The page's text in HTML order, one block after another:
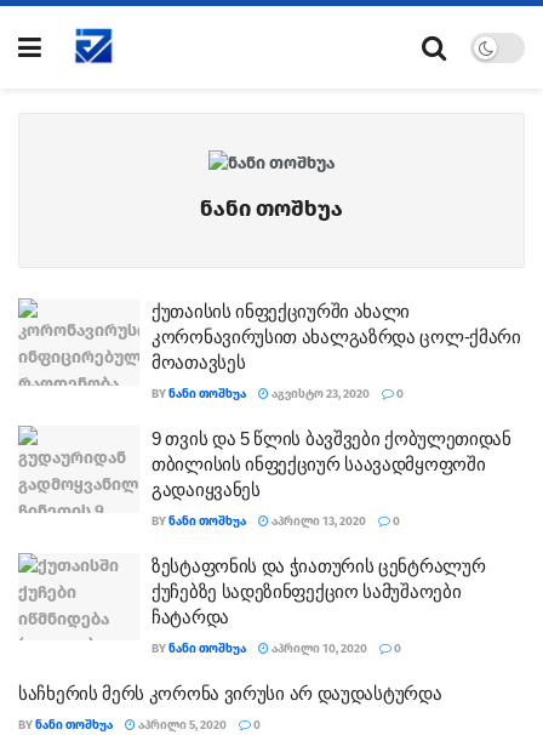
ნანი თოშხუა
ქუთაისის ინფექციურში ახალი
კორონავირუსით ახალგაზრდა ცოლ-ქმარი
მოათავსეს
BYᲜᲐᲜᲘ ᲗᲝᲨᲮᲣᲐ ᲐᲒᲕᲘᲡᲢᲝ 23, 2020 0
9 თვის და 5 წლის ბავშვები ქობულეთიდან
თბილისის ინფექციურ საავადმყოფოში
გადაიყვანეს
BYᲜᲐᲜᲘ ᲗᲝᲨᲮᲣᲐ ᲐᲞᲠᲘᲚᲘ 13, 2020 0
ზესტაფონის და ჭიათურის ცენტრალურ
ქუჩებზე სადეზინფექციო სამუშაოები
ჩატარდა
BYᲜᲐᲜᲘ ᲗᲝᲨᲮᲣᲐ ᲐᲞᲠᲘᲚᲘ 10, 2020 0
საჩხერის მერს კორონა ვირუსი არ დაუდასტურდა
BYᲜᲐᲜᲘ ᲗᲝᲨᲮᲣᲐ ᲐᲞᲠᲘᲚᲘ 5, 2020 0